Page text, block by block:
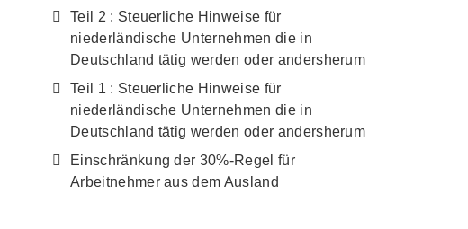
Teil 2 : Steuerliche Hinweise für
niederländische Unternehmen die in
Deutschland tätig werden oder andersherum
Teil 1 : Steuerliche Hinweise für
niederländische Unternehmen die in
Deutschland tätig werden oder andersherum
Einschränkung der 30%-Regel für
Arbeitnehmer aus dem Ausland